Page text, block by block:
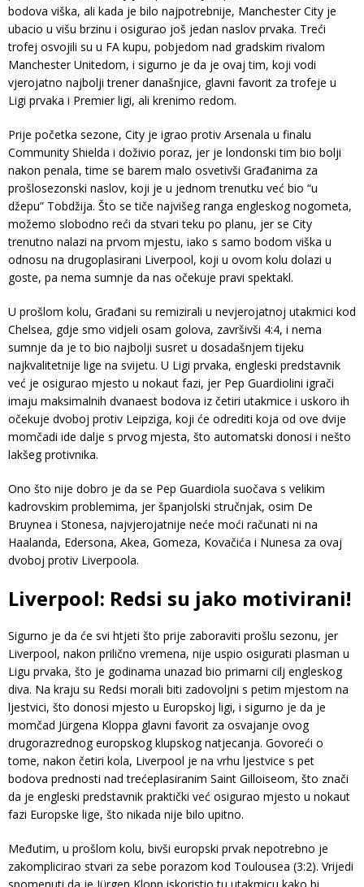
bodova viška, ali kada je bilo najpotrebnije, Manchester City je
ubacio u višu brzinu i osigurao još jedan naslov prvaka. Treći
trofej osvojili su u FA kupu, pobjedom nad gradskim rivalom
Manchester Unitedom, i sigurno je da je ovaj tim, koji vodi
vjerojatno najbolji trener današnjice, glavni favorit za trofeje u
Ligi prvaka i Premier ligi, ali krenimo redom.
Prije početka sezone, City je igrao protiv Arsenala u finalu
Community Shielda i doživio poraz, jer je londonski tim bio bolji
nakon penala, time se barem malo osvetivši Građanima za
prošlosezonski naslov, koji je u jednom trenutku već bio “u
džepu” Tobdžija. Što se tiče najvišeg ranga engleskog nogometa,
možemo slobodno reći da stvari teku po planu, jer se City
trenutno nalazi na prvom mjestu, iako s samo bodom viška u
odnosu na drugoplasirani Liverpool, koji u ovom kolu dolazi u
goste, pa nema sumnje da nas očekuje pravi spektakl.
U prošlom kolu, Građani su remizirali u nevjerojatnoj utakmici kod
Chelsea, gdje smo vidjeli osam golova, završivši 4:4, i nema
sumnje da je to bio najbolji susret u dosadašnjem tijeku
najkvalitetnije lige na svijetu. U Ligi prvaka, engleski predstavnik
već je osigurao mjesto u nokaut fazi, jer Pep Guardiolini igrači
imaju maksimalnih dvanaest bodova iz četiri utakmice i uskoro ih
očekuje dvoboj protiv Leipziga, koji će odrediti koja od ove dvije
momčadi ide dalje s prvog mjesta, što automatski donosi i nešto
lakšeg protivnika.
Ono što nije dobro je da se Pep Guardiola suočava s velikim
kadrovskim problemima, jer španjolski stručnjak, osim De
Bruynea i Stonesa, najvjerojatnije neće moći računati ni na
Haalanda, Edersona, Akea, Gomeza, Kovačića i Nunesa za ovaj
dvoboj protiv Liverpoola.
Liverpool: Redsi su jako motivirani!
Sigurno je da će svi htjeti što prije zaboraviti prošlu sezonu, jer
Liverpool, nakon prilično vremena, nije uspio osigurati plasman u
Ligu prvaka, što je godinama unazad bio primarni cilj engleskog
diva. Na kraju su Redsi morali biti zadovoljni s petim mjestom na
ljestvici, što donosi mjesto u Europskoj ligi, i sigurno je da je
momčad Jürgena Kloppa glavni favorit za osvajanje ovog
drugorazrednog europskog klupskog natjecanja. Govoreći o
tome, nakon četiri kola, Liverpool je na vrhu ljestvice s pet
bodova prednosti nad trećeplasiranim Saint Gilloiseom, što znači
da je engleski predstavnik praktički već osigurao mjesto u nokaut
fazi Europske lige, što nikada nije bilo upitno.
Međutim, u prošlom kolu, bivši europski prvak nepotrebno je
zakomplicirao stvari za sebe porazom kod Toulousea (3:2). Vrijedi